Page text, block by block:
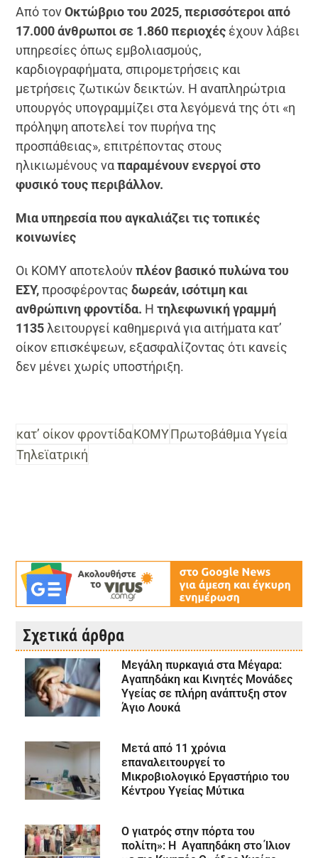
Από τονΟκτώβριο του 2025, περισσότεροι από
17.000 άνθρωποι σε 1.860 περιοχές έχουν λάβει
υπηρεσίες όπως εμβολιασμούς,
καρδιογραφήματα, σπιρομετρήσεις και
μετρήσεις ζωτικών δεικτών. Η αναπληρώτρια
υπουργός υπογραμμίζει στα λεγόμενά της ότι «η
πρόληψη αποτελεί τον πυρήνα της
προσπάθειας», επιτρέποντας στους
ηλικιωμένους ναπαραμένουν ενεργοί στο
φυσικό τους περιβάλλον.
Μια υπηρεσία που αγκαλιάζει τις τοπικές
κοινωνίες
Οι ΚΟΜΥ αποτελούνπλέον βασικό πυλώνα του
ΕΣΥ,προσφέρονταςδωρεάν, ισότιμη και
ανθρώπινη φροντίδα. Ητηλεφωνική γραμμή
1135λειτουργεί καθημερινά για αιτήματα κατ’
οίκον επισκέψεων, εξασφαλίζοντας ότι κανείς
δεν μένει χωρίς υποστήριξη.
κατ’ οίκον φροντίδαΚΟΜΥΠρωτοβάθμια Υγεία
Τηλεϊατρική
Σχετικά άρθρα
Μεγάλη πυρκαγιά στα Μέγαρα:
Αγαπηδάκη και Κινητές Μονάδες
Υγείας σε πλήρη ανάπτυξη στον
Άγιο Λουκά
Μετά από 11 χρόνια
επαναλειτουργεί το
Μικροβιολογικό Εργαστήριο του
Κέντρου Υγείας Μύτικα
Ο γιατρός στην πόρτα του
πολίτη»: Η Αγαπηδάκη στο Ίλιον